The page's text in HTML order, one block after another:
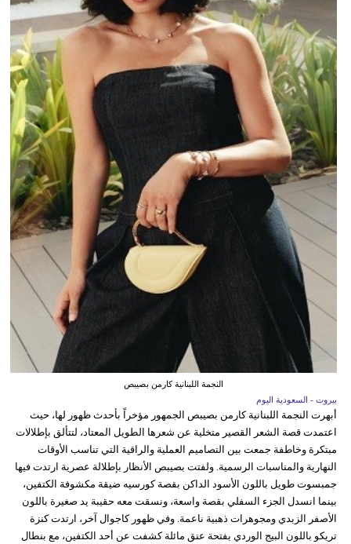
النجمة اللبنانية كارمن بصيبص
بيروت - السعودية اليوم
أبهرت النجمة اللبنانية كارمن بصيبص الجمهور مؤخراً بأحدث ظهور لها، حيث
اعتمدت قصة الشعر القصير متخلية عن شعرها الطويل المعتاد، لتتألق بإطلالات
مبتكرة وخاطفة جمعت بين التصاميم العملية والراقية التي تناسب الأوقات
النهارية والمناسبات الرسمية. ولفتت بصيبص الأنظار بإطلالة عصرية ارتدت فيها
جمبسوت طويل باللون الأسود الداكن بقصة كورسيه ضيقة مكشوفة الكتفين،
بينما انسدل الجزء السفلي بقصة واسعة، ونسقت معه حقيبة يد صغيرة باللون
الأصفر الزبدي ومجوهرات ذهبية ناعمة. وفي ظهور كاجوال آخر، ارتدت كنزة
تريكو باللون البيج الوردي بفتحة عنق مائلة كشفت عن أحد الكتفين، مع بنطال